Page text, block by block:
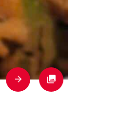
Next Fullscreen